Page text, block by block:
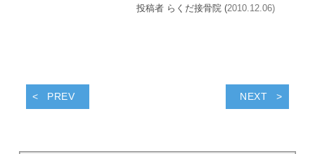
投稿者 らくだ接骨院 (2010.12.06)
PREV NEXT